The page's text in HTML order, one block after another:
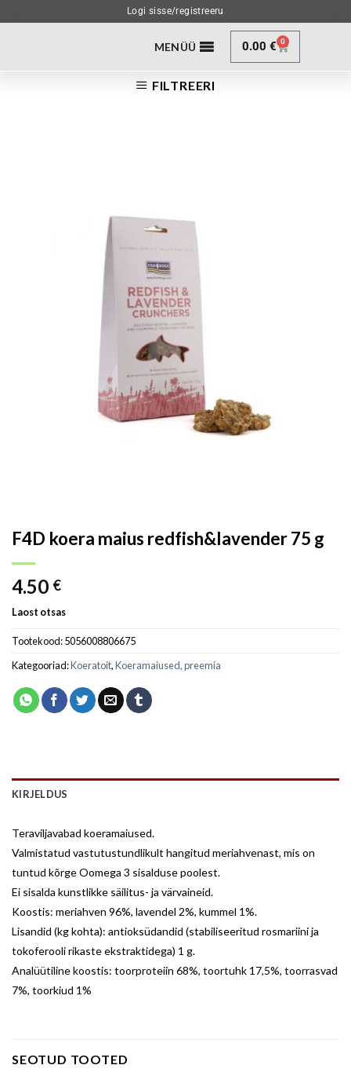
Logi sisse/registreeru
MENÜÜ 0.00€ 0
FILTREERI
F4D koera maius redfish&lavender 75 g
4.50 €
Laost otsas
Tootekood:5056008806675
Kategooriad:Koeratoit,Koeramaiused, preemia
KIRJELDUS
Teraviljavabad koeramaiused.
Valmistatud vastutustundlikult hangitud meriahvenast, mis on
tuntud kõrge Oomega 3 sisalduse poolest.
Ei sisalda kunstlikke säilitus- ja värvaineid.
Koostis: meriahven 96%, lavendel 2%, kummel 1%.
Lisandid (kg kohta): antioksüdandid (stabiliseeritud rosmariini ja
tokoferooli rikaste ekstraktidega) 1 g.
Analüütiline koostis: toorproteiin 68%, toortuhk 17,5%, toorrasvad
7%, toorkiud 1%
SEOTUD TOOTED